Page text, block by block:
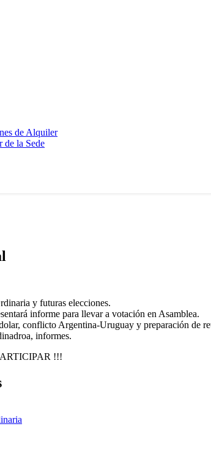
de Alquiler
de la Sede
y futuras elecciones.
informe para llevar a votación en Asamblea.
conflicto Argentina-Uruguay y preparación de
informes.
!!!